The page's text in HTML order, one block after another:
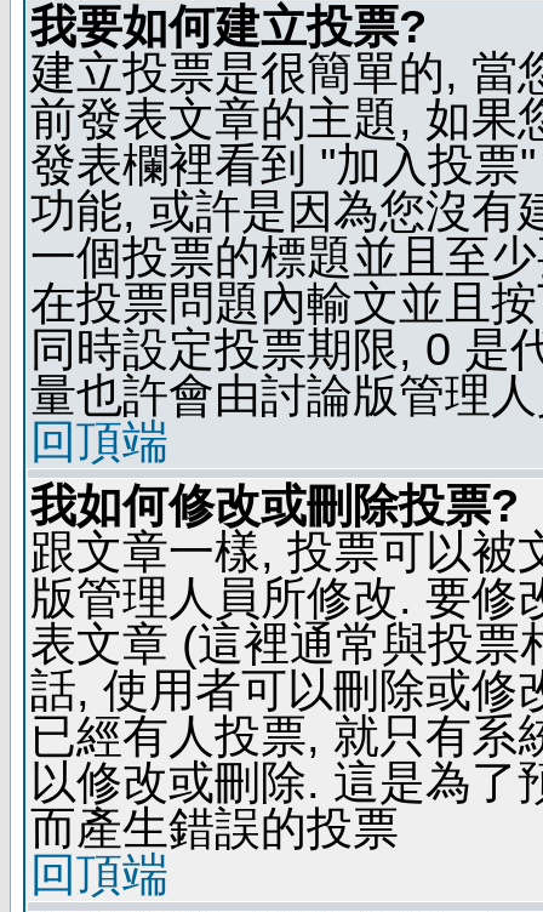
我要如何建立投票?
建立投票是很簡單的, 當
前發表文章的主題, 如果
發表欄裡看到 "加入投票
功能, 或許是因為您沒有
一個投票的標題並且至
在投票問題內輸文並且
同時設定投票期限, 0 是
量也許會由討論版管理
回頂端
我如何修改或刪除投票?
跟文章一樣, 投票可以被
版管理人員所修改. 要修
表文章 (這裡通常與投票
話, 使用者可以刪除或修
已經有人投票, 就只有系
以修改或刪除. 這是為了
而產生錯誤的投票
回頂端